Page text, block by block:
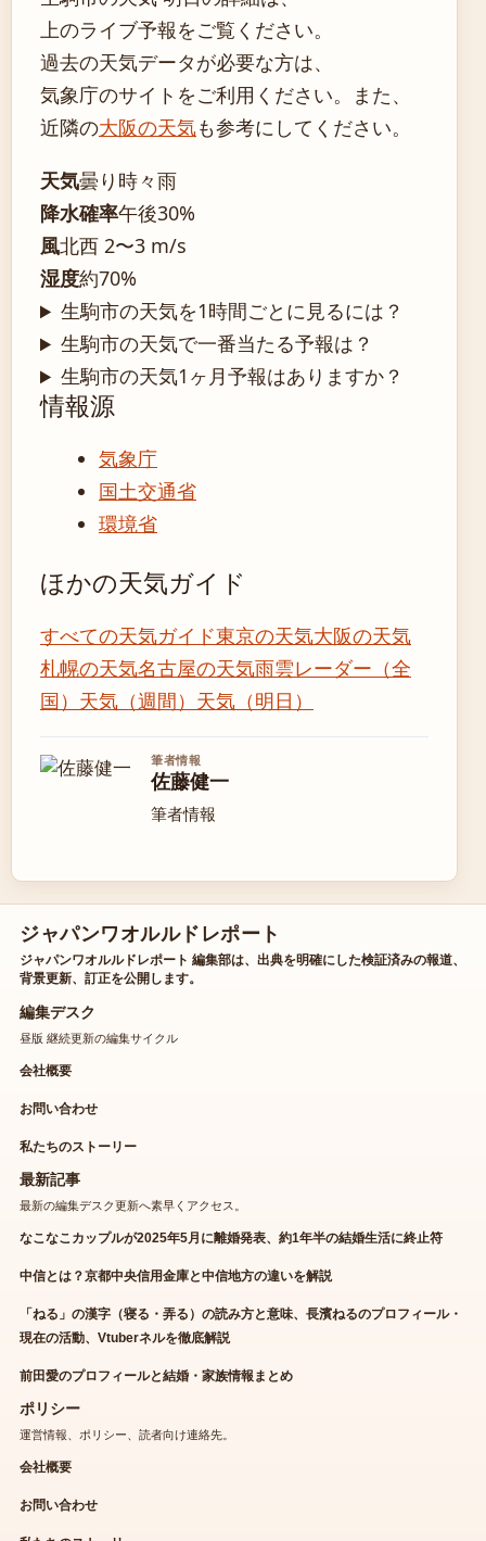
上のライブ予報をご覧ください。
過去の天気データが必要な方は、
気象庁のサイトをご利用ください。また、
近隣の大阪の天気も参考にしてください。
天気曇り時々雨
降水確率午後30%
風北西 2〜3 m/s
湿度約70%
生駒市の天気を1時間ごとに見るには？
生駒市の天気で一番当たる予報は？
生駒市の天気1ヶ月予報はありますか？
情報源
気象庁
国土交通省
環境省
ほかの天気ガイド
すべての天気ガイド東京の天気大阪の天気
札幌の天気名古屋の天気雨雲レーダー（全
国） 天気（週間） 天気（明日）
筆者情報
佐藤健一
筆者情報
ジャパンワオルルドレポート
ジャパンワオルルドレポート 編集部は、出典を明確にした検証済みの報道、
背景更新、訂正を公開します。
編集デスク
昼版 継続更新の編集サイクル
会社概要
お問い合わせ
私たちのストーリー
最新記事
最新の編集デスク更新へ素早くアクセス。
なこなこカップルが2025年5月に離婚発表、約1年半の結婚生活に終止符
中信とは？京都中央信用金庫と中信地方の違いを解説
「ねる」の漢字（寝る・弄る）の読み方と意味、長濱ねるのプロフィール・
現在の活動、Vtuberネルを徹底解説
前田愛のプロフィールと結婚・家族情報まとめ
ポリシー
運営情報、ポリシー、読者向け連絡先。
会社概要
お問い合わせ